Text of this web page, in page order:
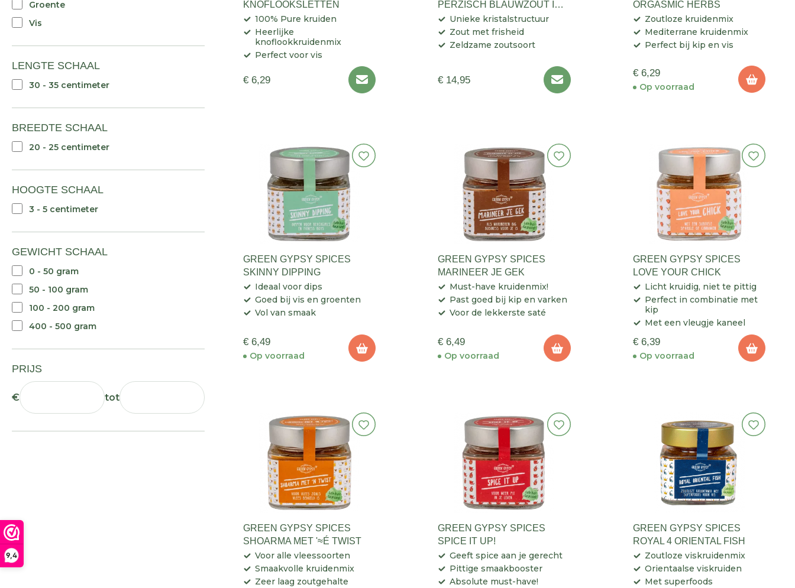
9,4
Groente
Vis
LENGTE SCHAAL
30 - 35 centimeter
BREEDTE SCHAAL
20 - 25 centimeter
HOOGTE SCHAAL
3 - 5 centimeter
GEWICHT SCHAAL
0 - 50 gram
50 - 100 gram
100 - 200 gram
400 - 500 gram
PRIJS
€ tot
KNOFLOOKSLETTEN
100% Pure kruiden
Heerlijke
knoflookkruidenmix
Perfect voor vis
€ 6,29
PERZISCH BLAUWZOUT IN
KOPEREN MOLEN
Unieke kristalstructuur
Zout met frisheid
Zeldzame zoutsoort
€ 14,95
ORGASMIC HERBS
Zoutloze kruidenmix
Mediterrane kruidenmix
Perfect bij kip en vis
€ 6,29
Op voorraad
GREEN GYPSY SPICES
SKINNY DIPPING
Ideaal voor dips
Goed bij vis en groenten
Vol van smaak
€ 6,49
Op voorraad
GREEN GYPSY SPICES
MARINEER JE GEK
Must-have kruidenmix!
Past goed bij kip en varken
Voor de lekkerste saté
€ 6,49
Op voorraad
GREEN GYPSY SPICES
LOVE YOUR CHICK
Licht kruidig, niet te pittig
Perfect in combinatie met
kip
Met een vleugje kaneel
€ 6,39
Op voorraad
GREEN GYPSY SPICES
SHOARMA MET '≈É TWIST
Voor alle vleessoorten
Smaakvolle kruidenmix
Zeer laag zoutgehalte
GREEN GYPSY SPICES
SPICE IT UP!
Geeft spice aan je gerecht
Pittige smaakbooster
Absolute must-have!
GREEN GYPSY SPICES
ROYAL 4 ORIENTAL FISH
Zoutloze viskruidenmix
Orientaalse viskruiden
Met superfoods